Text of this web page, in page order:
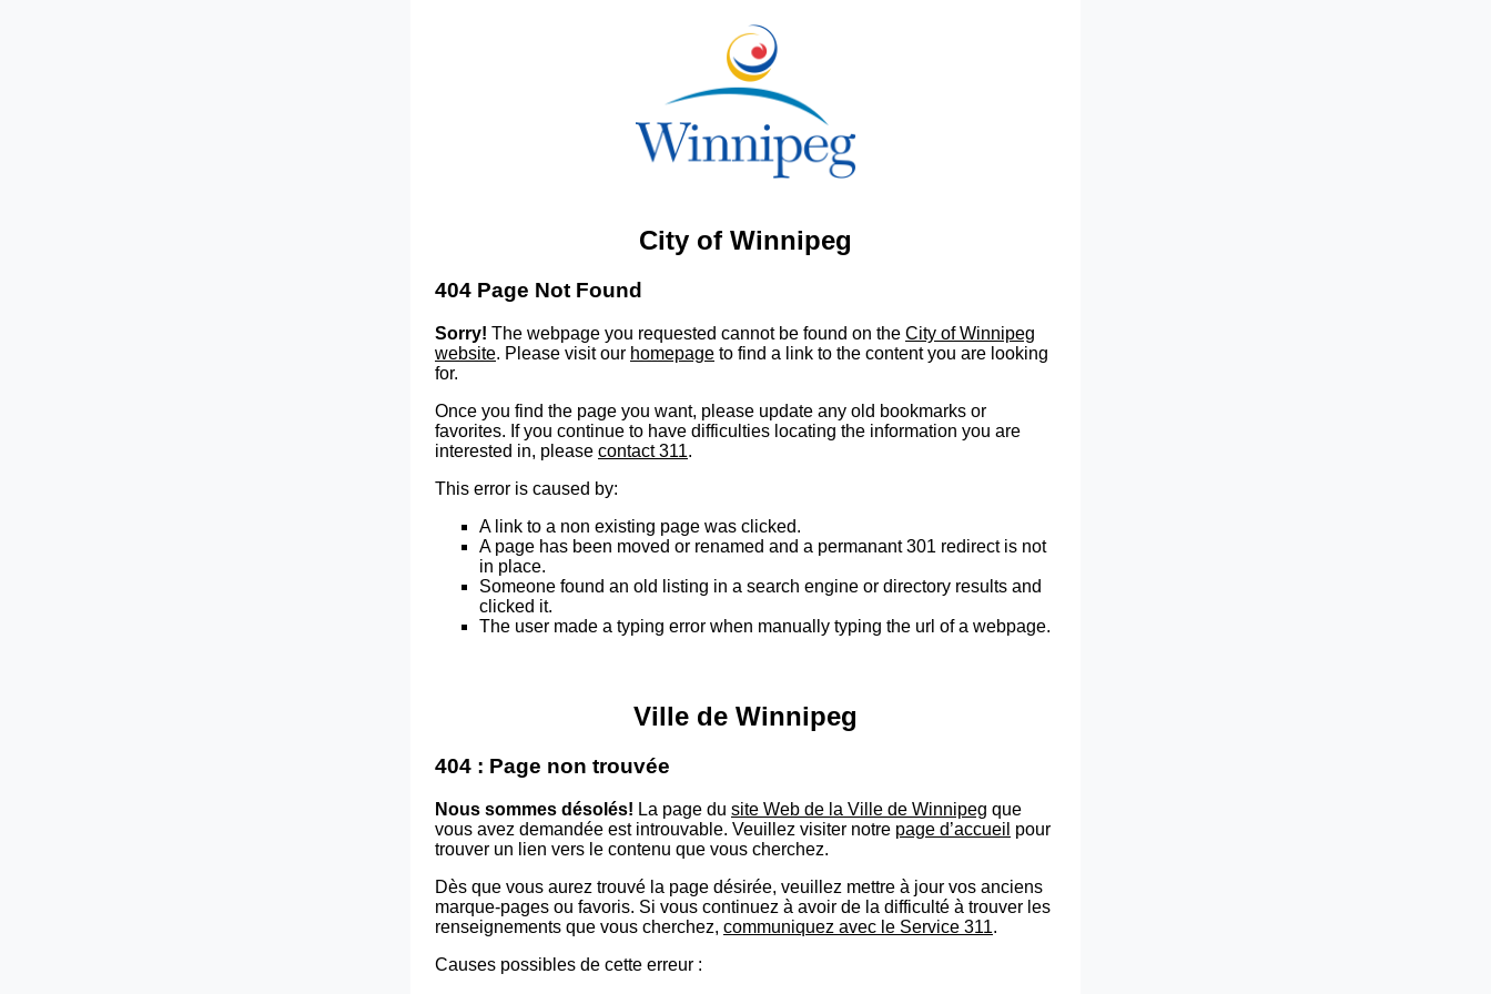
City of Winnipeg
404 Page Not Found
Sorry! The webpage you requested cannot be found on the City of Winnipeg
website. Please visit our homepage to find a link to the content you are looking
for.
Once you find the page you want, please update any old bookmarks or
favorites. If you continue to have difficulties locating the information you are
interested in, please contact 311.
This error is caused by:
A link to a non existing page was clicked.
A page has been moved or renamed and a permanant 301 redirect is not
in place.
Someone found an old listing in a search engine or directory results and
clicked it.
The user made a typing error when manually typing the url of a webpage.
Ville de Winnipeg
404 : Page non trouvée
Nous sommes désolés! La page du site Web de la Ville de Winnipeg que
vous avez demandée est introuvable. Veuillez visiter notre page d’accueil pour
trouver un lien vers le contenu que vous cherchez.
Dès que vous aurez trouvé la page désirée, veuillez mettre à jour vos anciens
marque-pages ou favoris. Si vous continuez à avoir de la difficulté à trouver les
renseignements que vous cherchez, communiquez avec le Service 311.
Causes possibles de cette erreur :